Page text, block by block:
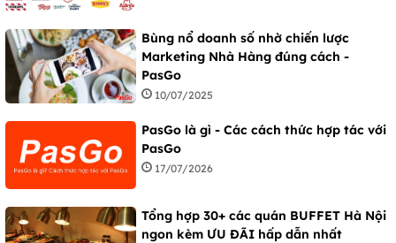
Bùng nổ doanh số nhờ chiến lược
Marketing Nhà Hàng đúng cách -
PasGo
10/07/2025
PasGo là gì - Các cách thức hợp tác với
PasGo
17/07/2026
Tổng hợp 30+ các quán BUFFET Hà Nội
ngon kèm ƯU ĐÃI hấp dẫn nhất